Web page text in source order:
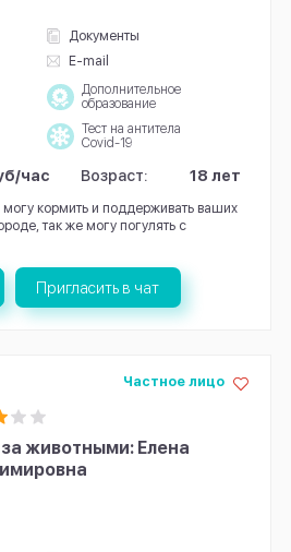
Документы
E-mail
Дополнительное
образование
Тест на антитела
Covid-19
час Возраст: 18 лет
могу кормить и поддерживать ваших
так же могу погулять с
Пригласить в чат
животными: Елена
Частное лицо